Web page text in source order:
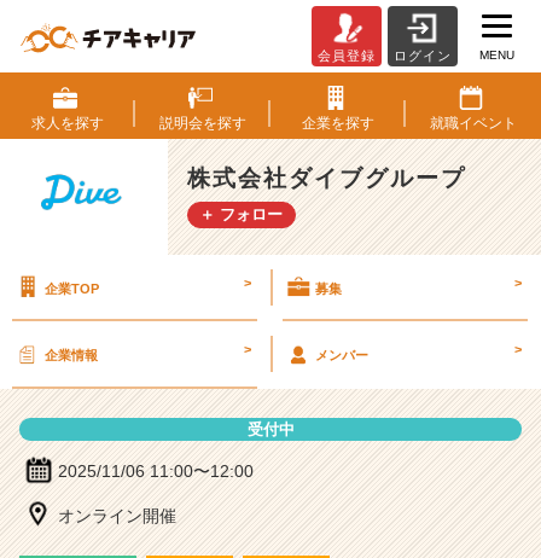
式
会
社
ダ
イ
ブ
プ
明
会
詳
細
会員登録 ログイン MENU
求人を探す 説明会を探す 企業を探す 就職イベント
株式会社ダイブグループ
＋ フォロー
企業TOP > 募集 >
企業情報 > メンバー >
受付中
2025/11/06 11:00〜12:00
オンライン開催